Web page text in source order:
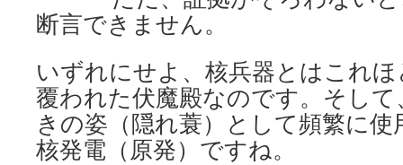
断言できません。
いずれにせよ、核兵器とはこれ
覆われた伏魔殿なのです。そし
きの姿（隠れ蓑）として頻繁に
核発電（原発）ですね。